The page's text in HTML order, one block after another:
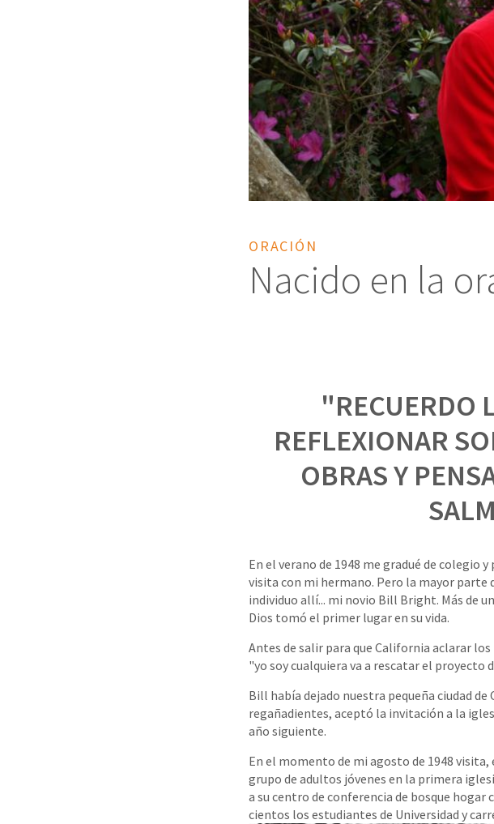
ORACIÓN
Nacido en la
"RECUERDO
REFLEXIONAR
OBRAS Y
En el verano de 1948 me gradué de colegio
visita con mi hermano. Pero la mayor parte
individuo allí... mi novio Bill Bright. Más de
Dios tomó el primer lugar en su vida.
Antes de salir para que California aclarar
"yo soy cualquiera va a rescatar el
Bill había dejado nuestra pequeña ciudad
regañadientes, aceptó la invitación a la
año siguiente.
En el momento de mi agosto de 1948
grupo de adultos jóvenes en la primera
a su centro de conferencia de bosque
cientos los estudiantes de Universidad y